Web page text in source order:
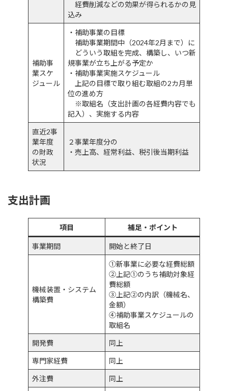
経費削減などの効果が得られるかの見
込み
補助事
業スケ
ジュール
・補助事業の目標
補助事業期間中（2024年2月まで）に
どういう取組を完成、構築し、いつ新
規事業が立ち上がる予定か
・補助事業実施スケジュール
上記の目標で取り組む取組の2カ月単
位の進め方
※取組名（支出計画の各経費内容でも
記入）、実施する内容
直近2事
業年度
の財政
状況
２事業年度分の
・売上高、経常利益、税引後当期利益
支出計画
項目 補足・ポイント
事業期間 開始と終了日
機械装置・システム
構築費
①新事業に必要な経費総額
②上記①のうち補助対象経
費総額
③上記②の内訳（機械名、
金額）
④補助事業スケジュールの
取組名
開発費 同上
専門家経費 同上
外注費 同上